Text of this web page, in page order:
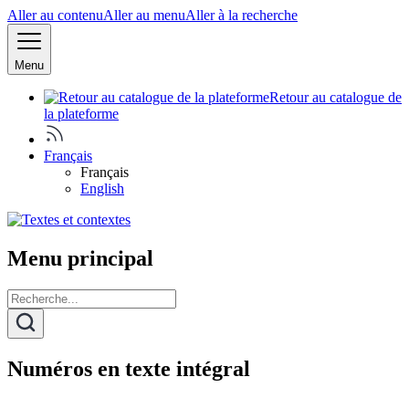
Aller au contenuAller au menuAller à la recherche
Menu
Retour au catalogue de
la plateforme
Français
Français
English
Menu principal
Numéros en texte intégral